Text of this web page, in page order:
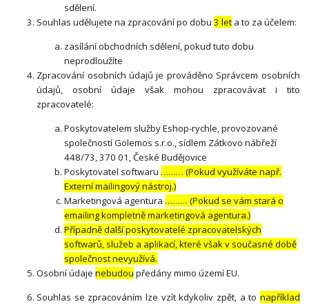
sdělení.
Souhlas udělujete na zpracování po dobu3 let a to za účelem:
zasílání obchodních sdělení, pokud tuto dobu
neprodloužíte
Zpracování osobních údajů je prováděno Správcem osobních
údajů, osobní údaje však mohou zpracovávat i tito
zpracovatelé:
Poskytovatelem služby Eshop-rychle, provozované
společností Golemos s.r.o., sídlem Zátkovo nábřeží
448/73, 370 01, České Budějovice
Poskytovatel softwaru ……… (Pokud využíváte např.
Externí mailingový nástroj.)
Marketingová agentura ……… (Pokud se vám stará o
emailing kompletně marketingová agentura.)
Případně další poskytovatelé zpracovatelských
softwarů, služeb a aplikací, které však v současné době
společnost nevyužívá.
Osobní údajenebudou předány mimo území EU.
Souhlas se zpracováním lze vzít kdykoliv zpět, a to například